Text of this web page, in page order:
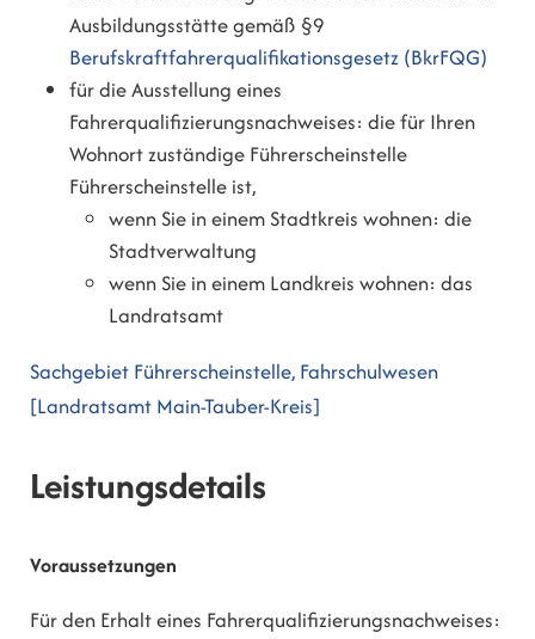
Ausbildungsstätte gemäß §9
Berufskraftfahrerqualifikationsgesetz (BkrFQG)
für die Ausstellung eines
Fahrerqualifizierungsnachweises: die für Ihren
Wohnort zuständige Führerscheinstelle
Führerscheinstelle ist,
wenn Sie in einem Stadtkreis wohnen: die
Stadtverwaltung
wenn Sie in einem Landkreis wohnen: das
Landratsamt
Sachgebiet Führerscheinstelle, Fahrschulwesen
[Landratsamt Main-Tauber-Kreis]
Leistungsdetails
Voraussetzungen
Für den Erhalt eines Fahrerqualifizierungsnachweises: